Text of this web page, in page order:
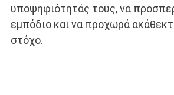
υποψηφιότητάς τους, να
εμπόδιο και να προχωρά
στόχο.